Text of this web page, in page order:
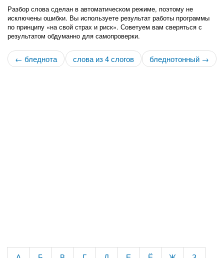
Разбор слова сделан в автоматическом режиме, поэтому не
исключены ошибки. Вы используете результат работы программы
по принципу «на свой страх и риск». Советуем вам сверяться с
результатом обдуманно для самопроверки.
← бледнота бледнотонный →
слова из 4 слогов